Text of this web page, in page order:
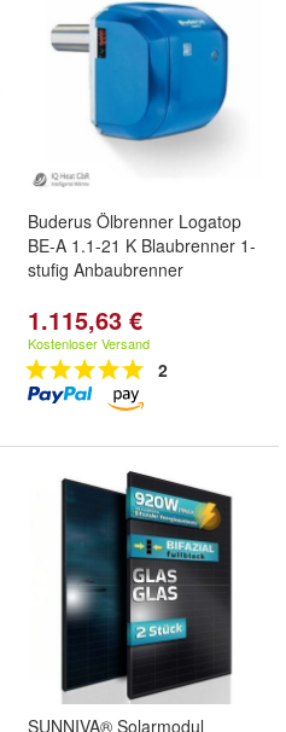
Buderus Ölbrenner Logatop
BE-A 1.1-21 K Blaubrenner 1-
stufig Anbaubrenner
1.115,63 €
Kostenloser Versand
2
SUNNIVA® Solarmodul